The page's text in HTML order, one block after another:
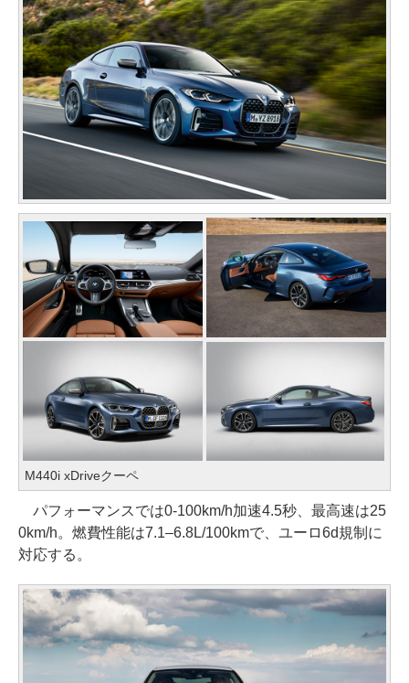
M440i xDriveクーペ
パフォーマンスでは0-100km/h加速4.5秒、最高速は25
0km/h。燃費性能は7.1–6.8L/100kmで、ユーロ6d規制に
対応する。